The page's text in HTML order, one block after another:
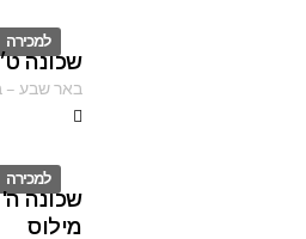
למכירה
ID
שכונה ט׳
באר שבע–
למכירה
ID
שכונה
מילוס